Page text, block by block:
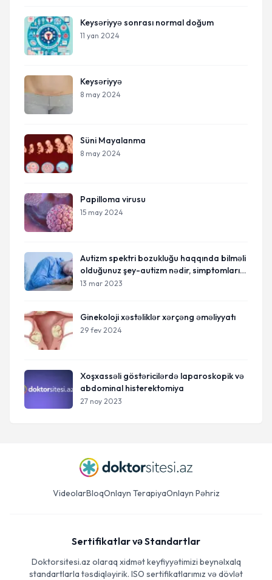
Keysəriyyə sonrası normal doğum
11 yan 2024
Keysəriyyə
8 may 2024
Süni Mayalanma
8 may 2024
Papilloma virusu
15 may 2024
Autizm spektri bozukluğu haqqında bilməli
olduğunuz şey-autizm nədir, simptomları
və müalicələri
13 mar 2023
Ginekoloji xəstəliklər xərçəng əməliyyatı
29 fev 2024
Xoşxassəli göstəricilərdə laparoskopik və
abdominal histerektomiya
27 noy 2023
VideolarBloqOnlayn TerapiyaOnlayn Pəhriz
Sertifikatlar və Standartlar
Doktorsitesi.az olaraq xidmət keyfiyyətimizi beynəlxalq
standartlarla təsdiqləyirik. ISO sertifikatlarımız və dövlət